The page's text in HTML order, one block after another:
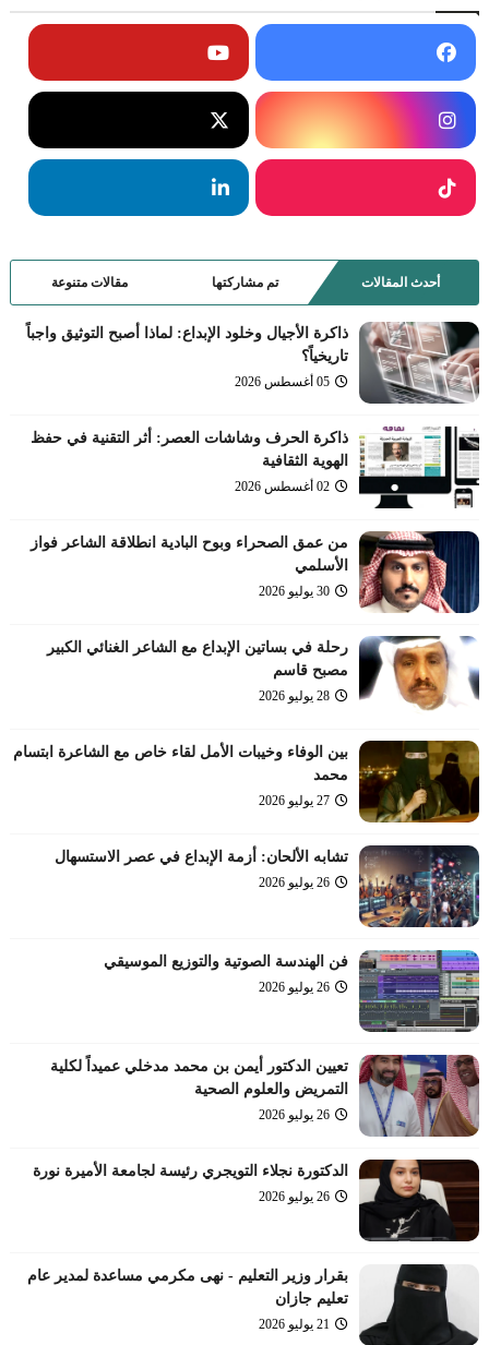
أحدث المقالات تم مشاركتها مقالات متنوعة
ذاكرة الأجيال وخلود الإبداع: لماذا أصبح التوثيق واجباً
تاريخياً؟
05 أغسطس 2026
ذاكرة الحرف وشاشات العصر: أثر التقنية في حفظ
الهوية الثقافية
02 أغسطس 2026
من عمق الصحراء وبوح البادية انطلاقة الشاعر فواز
الأسلمي
30 يوليو 2026
رحلة في بساتين الإبداع مع الشاعر الغنائي الكبير
مصبح قاسم
28 يوليو 2026
بين الوفاء وخيبات الأمل لقاء خاص مع الشاعرة ابتسام
محمد
27 يوليو 2026
تشابه الألحان: أزمة الإبداع في عصر الاستسهال
26 يوليو 2026
فن الهندسة الصوتية والتوزيع الموسيقي
26 يوليو 2026
تعيين الدكتور أيمن بن محمد مدخلي عميداً لكلية
التمريض والعلوم الصحية
26 يوليو 2026
الدكتورة نجلاء التويجري رئيسة لجامعة الأميرة نورة
26 يوليو 2026
بقرار وزير التعليم - نهى مكرمي مساعدة لمدير عام
تعليم جازان
21 يوليو 2026